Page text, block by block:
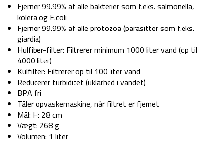
Fjerner 99.99% af alle bakterier som f.eks. salmonella,
kolera og E.coli
Fjerner 99.99% af alle protozoa (parasitter som f.eks.
giardia)
Hulfiber-filter: Filtrerer minimum 1000 liter vand (op til
4000 liter)
Kulfilter: Filtrerer op til 100 liter vand
Reducerer turbiditet (uklarhed i vandet)
BPA fri
Tåler opvaskemaskine, når filtret er fjernet
Mål: H: 28 cm
Vægt: 268 g
Volumen: 1 liter